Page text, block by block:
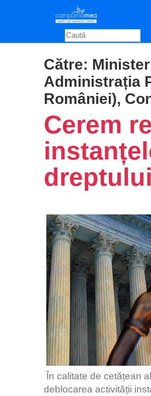
content
Către:
Administrația
României),
Cerem
În calitate de cetățean
deblocarea activității